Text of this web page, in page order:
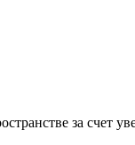
за счет